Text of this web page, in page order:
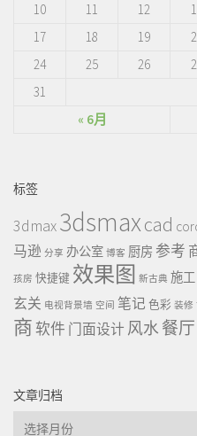
« 6月
10
11 12
17
18 19
24
25 26
31
标签
3dmax3dsmaxcad
马逊 分享 办公室 博客 厨房 参考
孩房 快捷键 效果图 新古典 施工
玄关 电视背景墙 空间 笔记 色彩 装修
商软件 门面设计 风水 餐厅
文章归档
文